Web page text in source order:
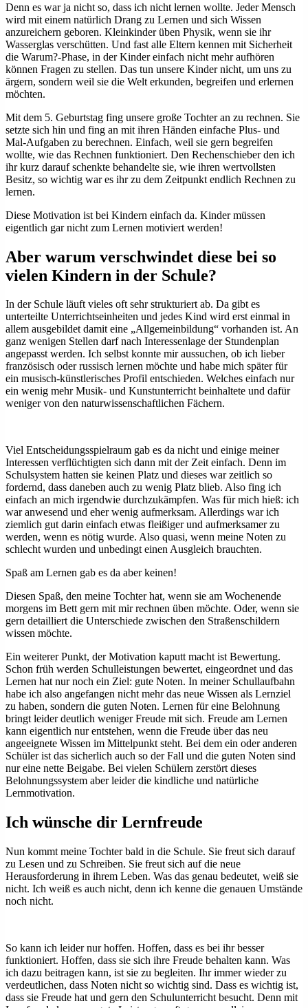
Denn es war ja nicht so, dass ich nicht lernen wollte. Jeder Mensch
wird mit einem natürlich Drang zu Lernen und sich Wissen
anzureichern geboren. Kleinkinder üben Physik, wenn sie ihr
Wasserglas verschütten. Und fast alle Eltern kennen mit Sicherheit
die Warum?-Phase, in der Kinder einfach nicht mehr aufhören
können Fragen zu stellen. Das tun unsere Kinder nicht, um uns zu
ärgern, sondern weil sie die Welt erkunden, begreifen und erlernen
möchten.
Mit dem 5. Geburtstag fing unsere große Tochter an zu rechnen. Sie
setzte sich hin und fing an mit ihren Händen einfache Plus- und
Mal-Aufgaben zu berechnen. Einfach, weil sie gern begreifen
wollte, wie das Rechnen funktioniert. Den Rechenschieber den ich
ihr kurz darauf schenkte behandelte sie, wie ihren wertvollsten
Besitz, so wichtig war es ihr zu dem Zeitpunkt endlich Rechnen zu
lernen.
Diese Motivation ist bei Kindern einfach da. Kinder müssen
eigentlich gar nicht zum Lernen motiviert werden!
Aber warum verschwindet diese bei so
vielen Kindern in der Schule?
In der Schule läuft vieles oft sehr strukturiert ab. Da gibt es
unterteilte Unterrichtseinheiten und jedes Kind wird erst einmal in
allem ausgebildet damit eine „Allgemeinbildung“ vorhanden ist. An
ganz wenigen Stellen darf nach Interessenlage der Stundenplan
angepasst werden. Ich selbst konnte mir aussuchen, ob ich lieber
französisch oder russisch lernen möchte und habe mich später für
ein musisch-künstlerisches Profil entschieden. Welches einfach nur
ein wenig mehr Musik- und Kunstunterricht beinhaltete und dafür
weniger von den naturwissenschaftlichen Fächern.
Viel Entscheidungsspielraum gab es da nicht und einige meiner
Interessen verflüchtigten sich dann mit der Zeit einfach. Denn im
Schulsystem hatten sie keinen Platz und dieses war zeitlich so
fordernd, dass daneben auch zu wenig Platz blieb. Also fing ich
einfach an mich irgendwie durchzukämpfen. Was für mich hieß: ich
war anwesend und eher wenig aufmerksam. Allerdings war ich
ziemlich gut darin einfach etwas fleißiger und aufmerksamer zu
werden, wenn es nötig wurde. Also quasi, wenn meine Noten zu
schlecht wurden und unbedingt einen Ausgleich brauchten.
Spaß am Lernen gab es da aber keinen!
Diesen Spaß, den meine Tochter hat, wenn sie am Wochenende
morgens im Bett gern mit mir rechnen üben möchte. Oder, wenn sie
gern detailliert die Unterschiede zwischen den Straßenschildern
wissen möchte.
Ein weiterer Punkt, der Motivation kaputt macht ist Bewertung.
Schon früh werden Schulleistungen bewertet, eingeordnet und das
Lernen hat nur noch ein Ziel: gute Noten. In meiner Schullaufbahn
habe ich also angefangen nicht mehr das neue Wissen als Lernziel
zu haben, sondern die guten Noten. Lernen für eine Belohnung
bringt leider deutlich weniger Freude mit sich. Freude am Lernen
kann eigentlich nur entstehen, wenn die Freude über das neu
angeeignete Wissen im Mittelpunkt steht. Bei dem ein oder anderen
Schüler ist das sicherlich auch so der Fall und die guten Noten sind
nur eine nette Beigabe. Bei vielen Schülern zerstört dieses
Belohnungssystem aber leider die kindliche und natürliche
Lernmotivation.
Ich wünsche dir Lernfreude
Nun kommt meine Tochter bald in die Schule. Sie freut sich darauf
zu Lesen und zu Schreiben. Sie freut sich auf die neue
Herausforderung in ihrem Leben. Was das genau bedeutet, weiß sie
nicht. Ich weiß es auch nicht, denn ich kenne die genauen Umstände
noch nicht.
So kann ich leider nur hoffen. Hoffen, dass es bei ihr besser
funktioniert. Hoffen, dass sie sich ihre Freude behalten kann. Was
ich dazu beitragen kann, ist sie zu begleiten. Ihr immer wieder zu
verdeutlichen, dass Noten nicht so wichtig sind. Dass es wichtig ist,
dass sie Freude hat und gern den Schulunterricht besucht. Denn mit